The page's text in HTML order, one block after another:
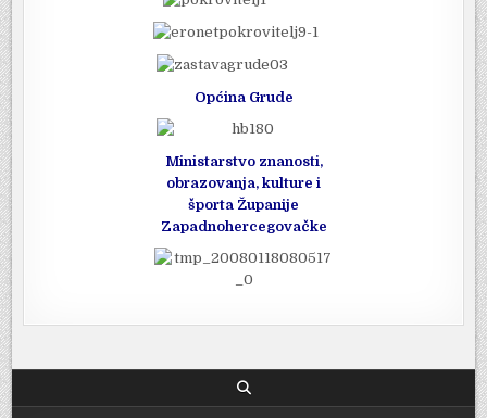
Općina Grude
Ministarstvo znanosti,
obrazovanja, kulture i
športa Županije
Zapadnohercegovačke